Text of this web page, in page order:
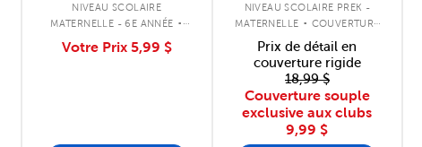
NIVEAU SCOLAIRE
MATERNELLE - 6E ANNÉE .
Votre Prix 5,99 $
NIVEAU SCOLAIRE PREK -
MATERNELLE . COUVERTURE
SOUPLE
Prix de détail en
couverture rigide
18,99 $
Couverture souple
exclusive aux clubs
9,99 $